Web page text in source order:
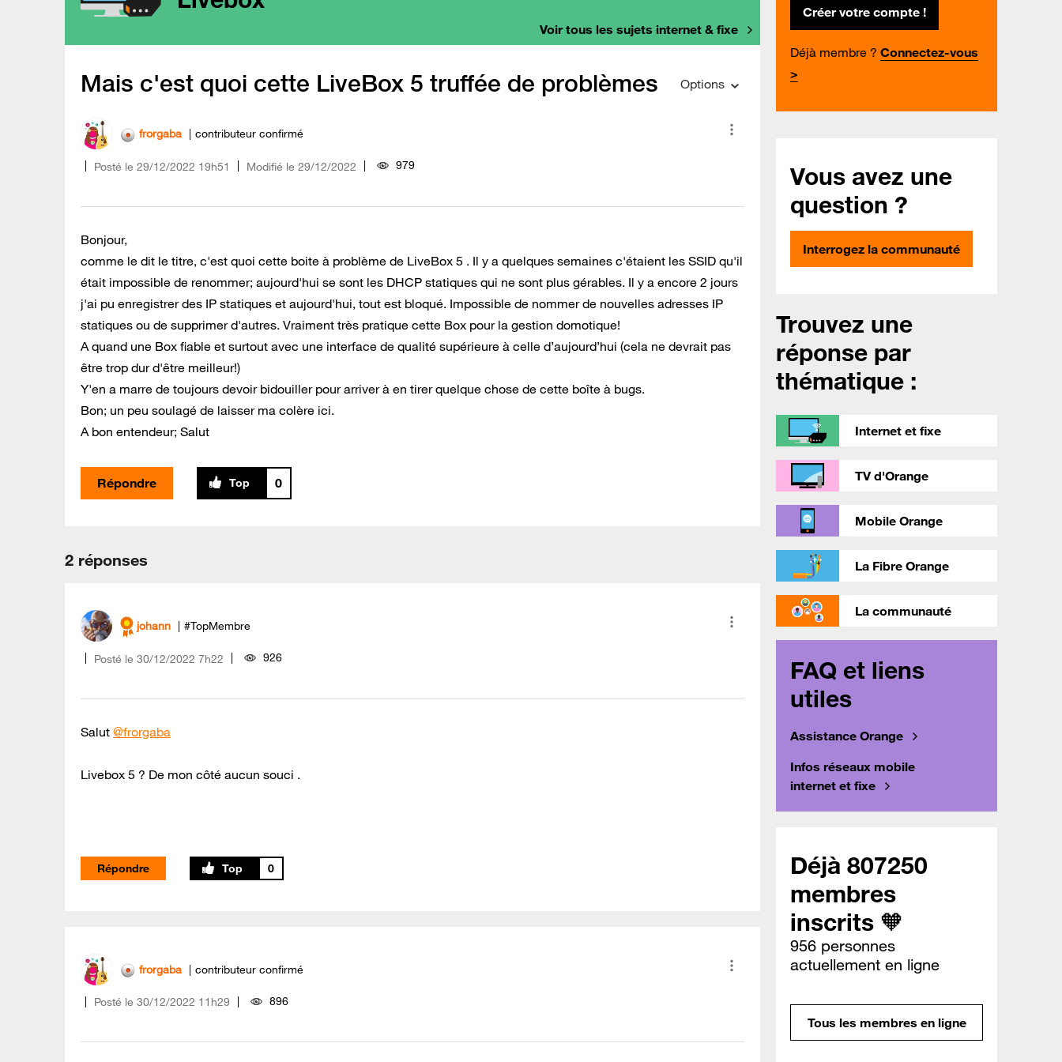
Voir tous les sujets internet & fixe
Mais c'est quoi cette LiveBox 5 truffée de problèmes Options
frorgaba contributeur confirmé
Posté le ‎29/12/2022 19h51 Modifié le 29/12/2022 979
Bonjour,
comme le dit le titre, c'est quoi cette boite à problème de LiveBox 5 . Il y a quelques semaines c'étaient les SSID qu'il
était impossible de renommer; aujourd'hui se sont les DHCP statiques qui ne sont plus gérables. Il y a encore 2 jours
j'ai pu enregistrer des IP statiques et aujourd'hui, tout est bloqué. Impossible de nommer de nouvelles adresses IP
statiques ou de supprimer d'autres. Vraiment très pratique cette Box pour la gestion domotique!
A quand une Box fiable et surtout avec une interface de qualité supérieure à celle d’aujourd’hui (cela ne devrait pas
être trop dur d'être meilleur!)
Y'en a marre de toujours devoir bidouiller pour arriver à en tirer quelque chose de cette boîte à bugs.
Bon; un peu soulagé de laisser ma colère ici.
A bon entendeur; Salut
Répondre 0
2 réponses
johann #TopMembre
Posté le ‎30/12/2022 7h22 926
Salut @frorgaba
Livebox 5 ? De mon côté aucun souci .
Répondre 0
frorgaba contributeur confirmé
Posté le ‎30/12/2022 11h29 896
Créer votre compte !
Déjà membre ? Connectez-vous
>
Vous avez une
question ?
Interrogez la communauté
Trouvez une
réponse par
thématique :
Internet et fixe
TV d'Orange
Mobile Orange
La Fibre Orange
La communauté
FAQ et liens
utiles
Assistance Orange
Infos réseaux mobile
internet et fixe
Déjà 807250
membres
inscrits 🧡
956 personnes
actuellement en ligne
Tous les membres en ligne